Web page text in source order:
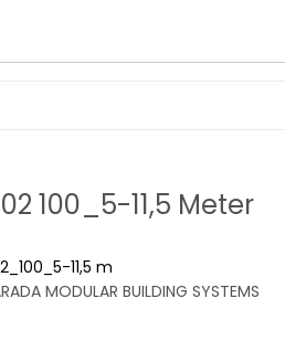
100_5-11,5 Meter
11,5 m
MODULAR BUILDING SYSTEMS